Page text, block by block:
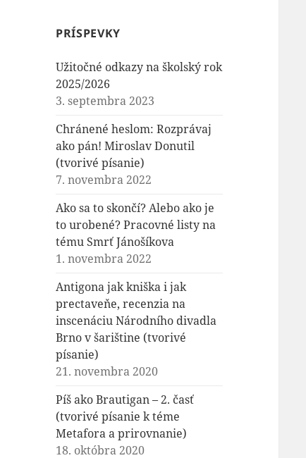
PRÍSPEVKY
Užitočné odkazy na školský rok
2025/2026
3. septembra 2023
Chránené heslom: Rozprávaj
ako pán! Miroslav Donutil
(tvorivé písanie)
7. novembra 2022
Ako sa to skončí? Alebo ako je
to urobené? Pracovné listy na
tému Smrť Jánošíkova
1. novembra 2022
Antigona jak kniška i jak
prectaveňe, recenzia na
inscenáciu Národního divadla
Brno v šarištine (tvorivé
písanie)
21. novembra 2020
Píš ako Brautigan – 2. časť
(tvorivé písanie k téme
Metafora a prirovnanie)
18. októbra 2020